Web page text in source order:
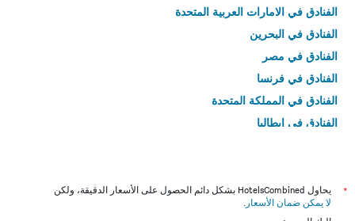
الفنادق في الامارات العربية المتحدة
الفنادق في البحرين
الفنادق في مصر
الفنادق في فرنسا
الفنادق في المملكة المتحدة
الفنادق في إيطاليا
*
يحاول HotelsCombined بشكل دائم الحصول على الأسعار الدقيقة، ولكن
لا يمكن ضمان الأسعار .